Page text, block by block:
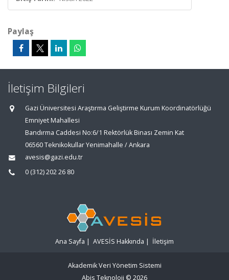
Paylaş
İletişim Bilgileri
Gazi Üniversitesi Araştırma Geliştirme Kurum Koordinatörlüğü
Emniyet Mahallesi
Bandırma Caddesi No:6/1 Rektörlük Binası Zemin Kat
06560 Teknikokullar Yenimahalle / Ankara
avesis@gazi.edu.tr
0 (312) 202 26 80
Ana Sayfa | AVESİS Hakkında | İletişim
Akademik Veri Yönetim Sistemi
Abis Teknoloji © 2026